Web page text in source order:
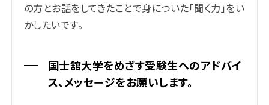
の方とお話をしてきたことで身についた「聞く力」をい
かしたいです。
国士舘大学をめざす受験生へのアドバイ
ス、メッセージをお願いします。